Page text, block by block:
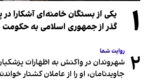
۱
یکی از بستگان خامنه‌ای آشکارا
گذر از جمهوری اسلامی به
۲ روایت شما
شهروندان در واکنش به اظهارات پزشکیان
جاویدنامان، او را از عاملان کشتار